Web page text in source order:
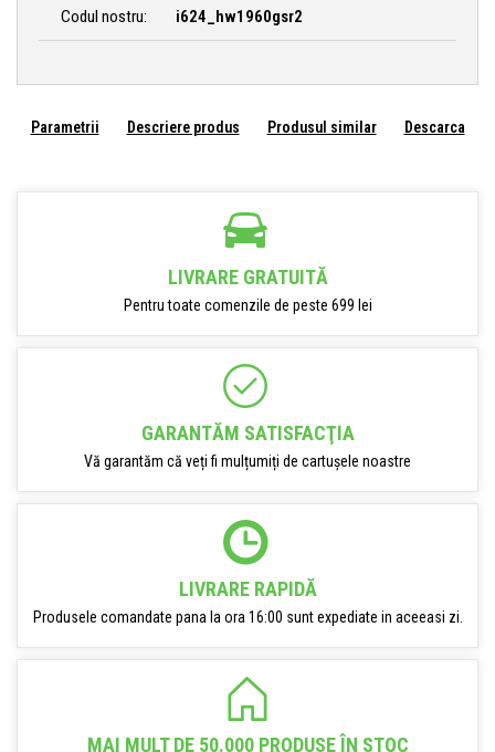
Codul nostru:
i624_hw1960gsr2
Parametrii Descriere produs Produsul similar Descarca
LIVRARE GRATUITĂ
Pentru toate comenzile de peste 699 lei
GARANTĂM SATISFACŢIA
Vă garantăm că veți fi mulțumiți de cartușele noastre
LIVRARE RAPIDĂ
Produsele comandate pana la ora 16:00 sunt expediate in aceeasi zi.
MAI MULT DE 50.000 PRODUSE ÎN STOC